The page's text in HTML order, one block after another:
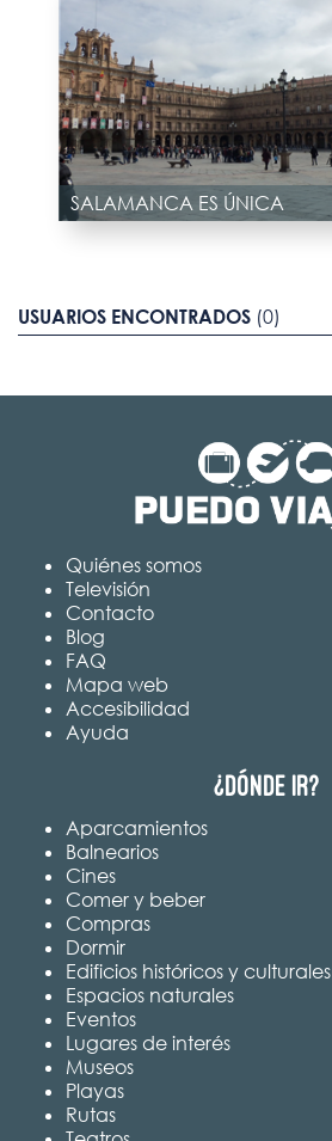
SALAMANCA ES ÚNICA
USUARIOS ENCONTRADOS (0)
Quiénes somos
Televisión
Contacto
Blog
FAQ
Mapa web
Accesibilidad
Ayuda
¿Dónde ir?
Aparcamientos
Balnearios
Cines
Comer y beber
Compras
Dormir
Edificios históricos y culturales
Espacios naturales
Eventos
Lugares de interés
Museos
Playas
Rutas